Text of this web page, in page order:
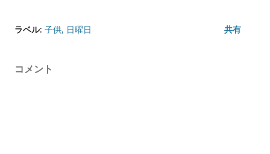
ラベル: 子供 日曜日 共有
コメント